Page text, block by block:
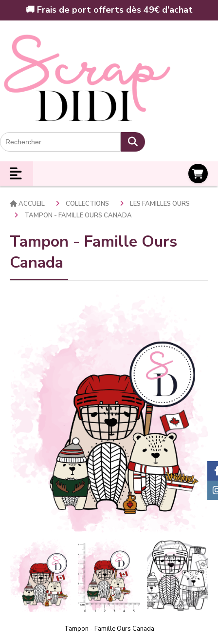
🚚 Frais de port offerts dès 49€ d’achat
ACCUEIL COLLECTIONS
LES FAMILLES OURS
TAMPON - FAMILLE OURS CANADA
Tampon - Famille Ours
Canada
Tampon - Famille Ours Canada